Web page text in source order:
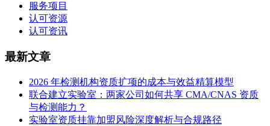
服务项目
认可资源
认可资讯
最新文章
2026 年检测机构资质扩项的成本与效益精算模型
联合建立实验室：两家公司如何共享 CMA/CNAS 资质
与检测能力？
实验室资质挂靠加盟风险深度解析与合规路径